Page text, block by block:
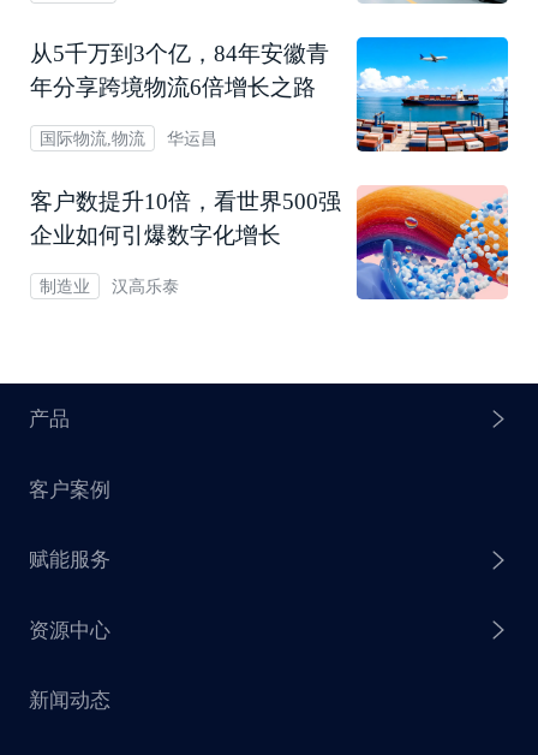
从5千万到3个亿，84年安徽青
年分享跨境物流6倍增长之路
国际物流,物流 华运昌
客户数提升10倍，看世界500强
企业如何引爆数字化增长
制造业 汉高乐泰
产品
探迹 AI Agent
探迹 AI 拓客
探迹 AI 集客
探迹 AI 触达
客户案例
赋能服务
芒种行动
赋能计划
资源中心
销售干货
新闻动态